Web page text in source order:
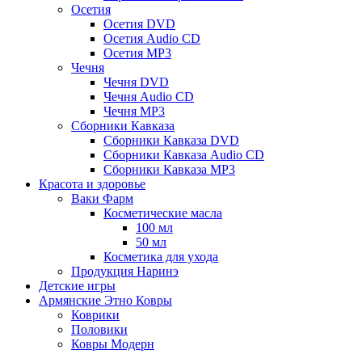
Осетия
Осетия DVD
Осетия Audio CD
Осетия MP3
Чечня
Чечня DVD
Чечня Audio CD
Чечня MP3
Сборники Кавказа
Сборники Кавказа DVD
Сборники Кавказа Audio CD
Сборники Кавказа MP3
Красота и здоровье
Ваки Фарм
Косметические масла
100 мл
50 мл
Косметика для ухода
Продукция Наринэ
Детские игры
Армянские Этно Ковры
Коврики
Половики
Ковры Модерн